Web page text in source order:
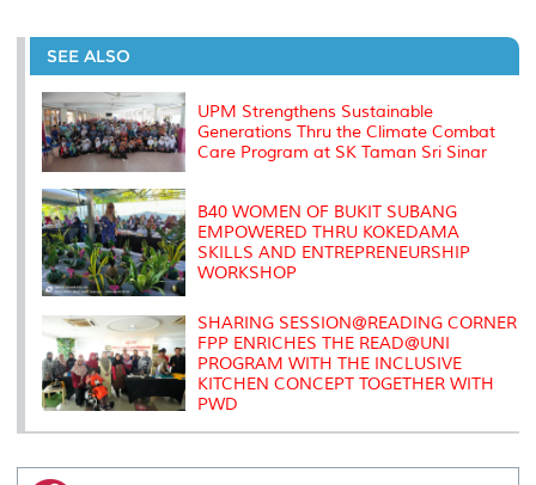
e
b
o
o
k
t
r
e
I
l
L
n
P
e
s
t
SEE ALSO
UPM Strengthens Sustainable
Generations Thru the Climate Combat
Care Program at SK Taman Sri Sinar
B40 WOMEN OF BUKIT SUBANG
EMPOWERED THRU KOKEDAMA
SKILLS AND ENTREPRENEURSHIP
WORKSHOP
SHARING SESSION@READING CORNER
FPP ENRICHES THE READ@UNI
PROGRAM WITH THE INCLUSIVE
KITCHEN CONCEPT TOGETHER WITH
PWD